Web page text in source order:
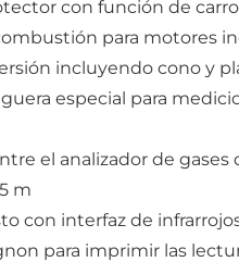
con función de carro
para motores
incluyendo cono y
especial para
el analizador de
m
con interfaz de
para imprimir las